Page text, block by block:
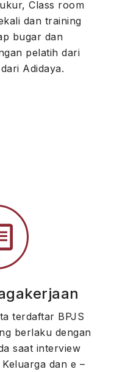
Class room
dan training
bugar dan
pelatih dari
Adidaya.
terdaftar BPJS
berlaku dengan
saat interview
dan e –